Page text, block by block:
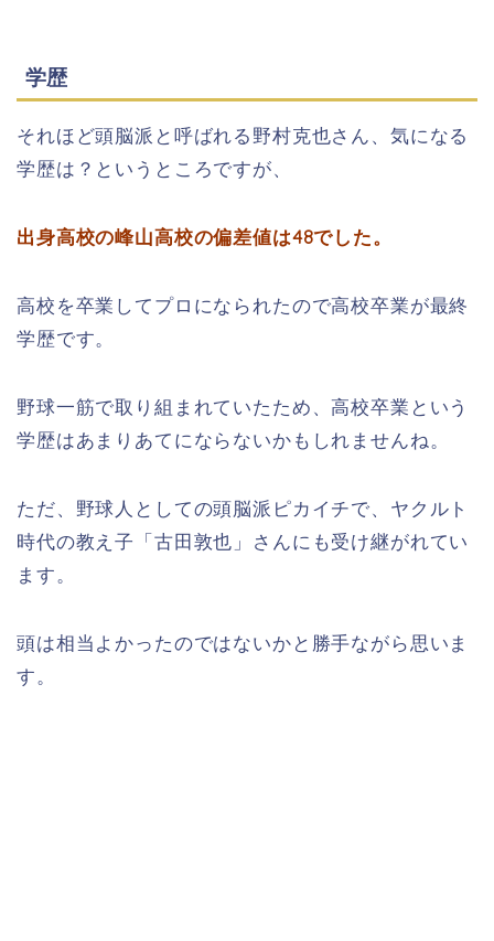
学歴
それほど頭脳派と呼ばれる野村克也さん、気になる
学歴は？というところですが、
出身高校の峰山高校の偏差値は48でした。
高校を卒業してプロになられたので高校卒業が最終
学歴です。
野球一筋で取り組まれていたため、高校卒業という
学歴はあまりあてにならないかもしれませんね。
ただ、野球人としての頭脳派ピカイチで、ヤクルト
時代の教え子「古田敦也」さんにも受け継がれてい
ます。
頭は相当よかったのではないかと勝手ながら思いま
す。